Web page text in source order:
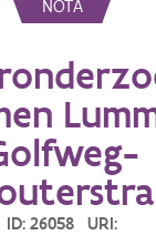
NOTA
ID: 26058 URI: